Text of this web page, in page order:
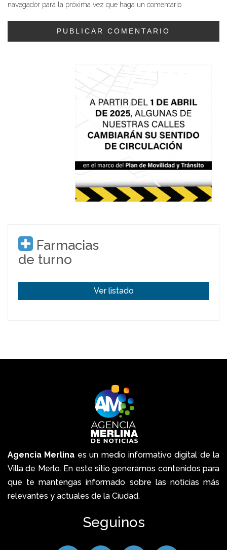
navegador para la próxima vez que haga un comentario.
Farmacias
de turno
Ver listado
Agencia Merlina es un medio informativo digital de la
Villa de Merlo. En este sitio generamos contenidos para
que te mantengas informado sobre las noticias más
relevantes y actuales de la Ciudad.
Seguinos